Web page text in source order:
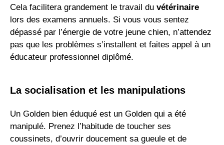
Cela facilitera grandement le travail du vétérinaire
lors des examens annuels. Si vous vous sentez
dépassé par l’énergie de votre jeune chien, n’attendez
pas que les problèmes s’installent et faites appel à un
éducateur professionnel diplômé.
La socialisation et les manipulations
Un Golden bien éduqué est un Golden qui a été
manipulé. Prenez l’habitude de toucher ses
coussinets, d’ouvrir doucement sa gueule et de